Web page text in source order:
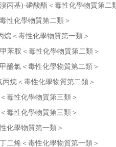
丙基)-磷酸酯＜毒性化學物質第二
性化學物質第二類＞
烷＜毒性化學物質第一類＞
苯胺＜毒性化學物質第二類＞
醯氯＜毒性化學物質第二類＞
丙烷＜毒性化學物質第二類＞
毒性化學物質第三類＞
毒性化學物質第三類＞
化學物質第一類＞
二烯＜毒性化學物質第一類＞